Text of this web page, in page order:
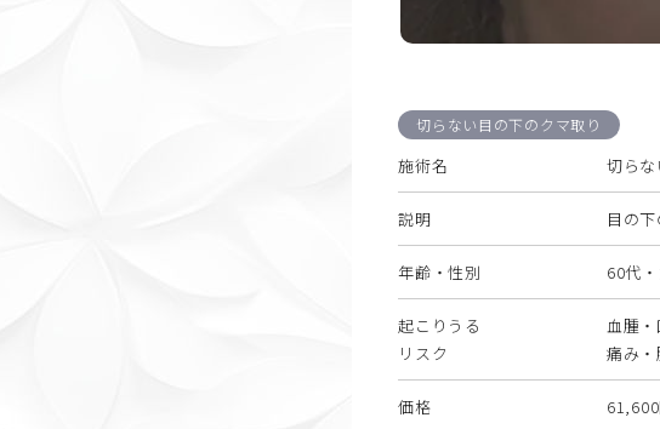
切らない目の下のクマ取り
施術名 切らな
説明 目の
年齢・性別 60代
起こりうる
リスク
血腫
痛み
価格